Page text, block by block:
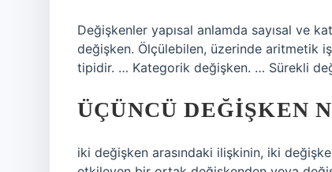
Değişkenler yapısal anlamda sayısal ve
değişken. Ölçülebilen, üzerinde aritmetik
tipidir. … Kategorik değişken. … Sürekli
ÜÇÜNCÜ DEĞIŞKEN
iki değişken arasındaki ilişkinin, iki